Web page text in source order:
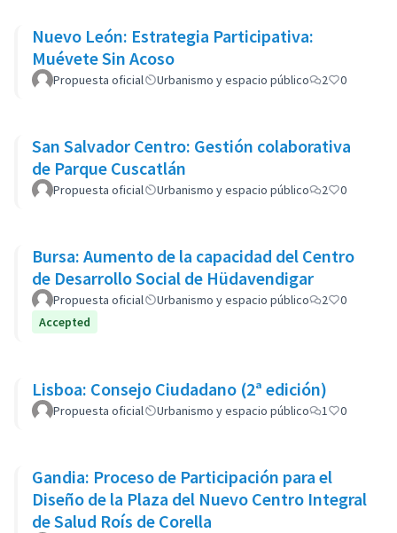
Nuevo León: Estrategia Participativa:
Muévete Sin Acoso
Propuesta oficial Urbanismo y espacio público 2 0
San Salvador Centro: Gestión colaborativa
de Parque Cuscatlán
Propuesta oficial Urbanismo y espacio público 2 0
Bursa: Aumento de la capacidad del Centro
de Desarrollo Social de Hüdavendigar
Propuesta oficial Urbanismo y espacio público 2
0
Accepted
Lisboa: Consejo Ciudadano (2ª edición)
Propuesta oficial Urbanismo y espacio público 1 0
Gandia: Proceso de Participación para el
Diseño de la Plaza del Nuevo Centro Integral
de Salud Roís de Corella